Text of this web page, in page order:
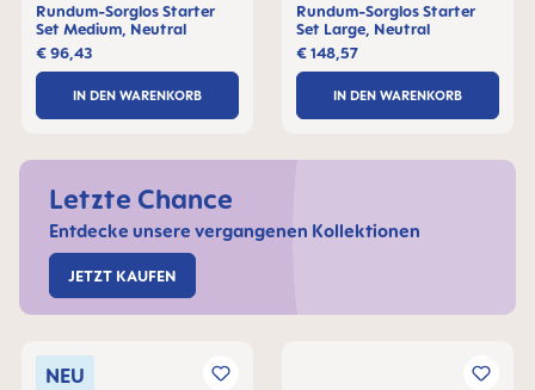
Letzte Chance
Entdecke unsere vergangenen Kollektionen
JETZT KAUFEN
Rundum-Sorglos Starter
Set Medium, Neutral
€ 96,43
IN DEN WARENKORB
Rundum-Sorglos Starter
Set Large, Neutral
€ 148,57
IN DEN WARENKORB
NEU